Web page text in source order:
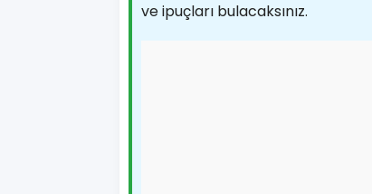
ve ipuçları bulacaksınız.